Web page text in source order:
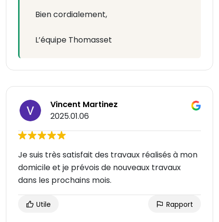
Bien cordialement,
L’équipe Thomasset
Vincent Martinez
2025.01.06
Je suis très satisfait des travaux réalisés à mon
domicile et je prévois de nouveaux travaux
dans les prochains mois.
Utile Rapport